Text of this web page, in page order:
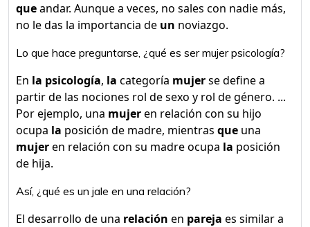
queandar. Aunque a veces, no sales con nadie más,
no le das la importancia de un noviazgo.
Lo que hace preguntarse, ¿qué es ser mujer psicología?
En la psicología, la categoría mujerse define a
partir de las nociones rol de sexo y rol de género. ...
Por ejemplo, una mujeren relación con su hijo
ocupa la posición de madre, mientras que una
mujeren relación con su madre ocupa la posición
de hija.
Así, ¿qué es un jale en una relación?
El desarrollo de una relación en pareja es similar a